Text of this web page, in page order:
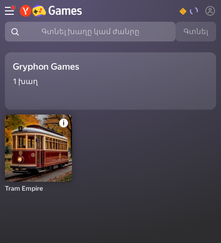
Գտնել խաղը կամ ժանրը Գտնել
Gryphon Games
1 խաղ
Tram Empire